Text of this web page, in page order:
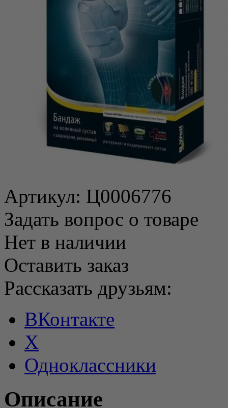
Артикул: Ц0006776
Задать вопрос о товаре
Нет в наличии
Оставить заказ
Рассказать друзьям:
ВКонтакте
X
Одноклассники
Описание